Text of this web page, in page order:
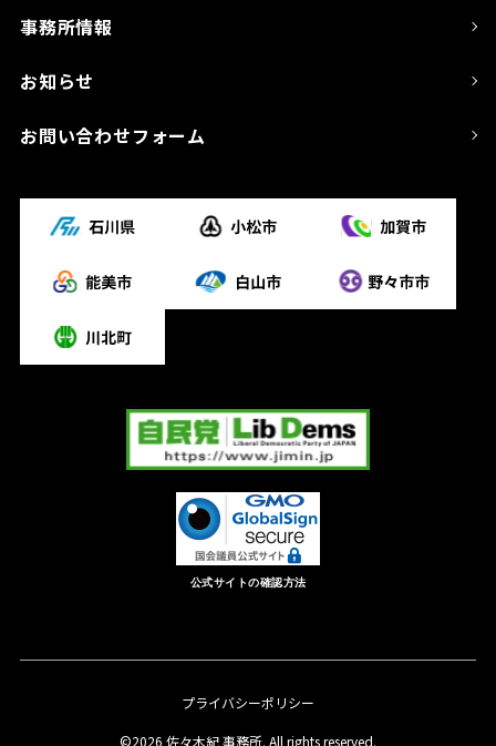
事務所情報
お知らせ
お問い合わせフォーム
公式サイトの確認方法
プライバシーポリシー
©2026 佐々木紀 事務所. All rights reserved.